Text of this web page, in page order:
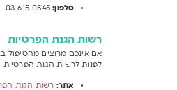
טלפון:
03-615-0545
רשות הגנת הפרטיות
אם אינכם מרוצים מהטיפול
לפנות לרשות הגנת הפרטיות
אתר: רשות הגנת